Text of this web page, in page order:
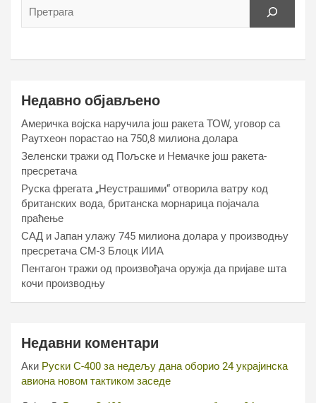
Недавно објављено
Америчка војска наручила још ракета ТОW, уговор са
Раyтхеон порастао на 750,8 милиона долара
Зеленски тражи од Пољске и Немачке још ракета-
пресретача
Руска фрегата „Неустрашими“ отворила ватру код
британских вода, британска морнарица појачала
праћење
САД и Јапан улажу 745 милиона долара у производњу
пресретача СМ-3 Блоцк ИИА
Пентагон тражи од произвођача оружја да пријаве шта
кочи производњу
Недавни коментари
Аки Руски С-400 за недељу дана оборио 24 украјинска
авиона новом тактиком заседе